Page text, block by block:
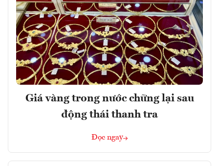
Giá vàng trong nước chững lại sau
động thái thanh tra
Đọc ngay